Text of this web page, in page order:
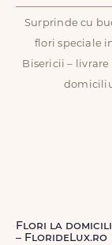
Surprinde cu
flori speciale
Bisericii – livrare
Flori la
– FlorideLux.ro